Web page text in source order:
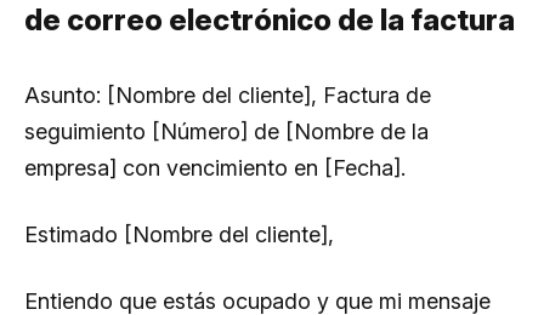
de correo electrónico de la factura
Asunto: [Nombre del cliente], Factura de
seguimiento [Número] de [Nombre de la
empresa] con vencimiento en [Fecha].
Estimado [Nombre del cliente],
Entiendo que estás ocupado y que mi mensaje